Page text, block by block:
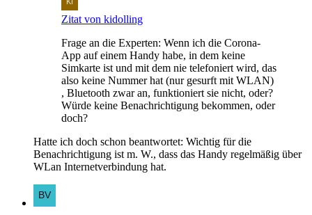
Zitat von kidolling
Frage an die Experten: Wenn ich die Corona-
App auf einem Handy habe, in dem keine
Simkarte ist und mit dem nie telefoniert wird, das
also keine Nummer hat (nur gesurft mit WLAN)
, Bluetooth zwar an, funktioniert sie nicht, oder?
Würde keine Benachrichtigung bekommen, oder
doch?
Hatte ich doch schon beantwortet: Wichtig für die
Benachrichtigung ist m. W., dass das Handy regelmäßig über
WLan Internetverbindung hat.